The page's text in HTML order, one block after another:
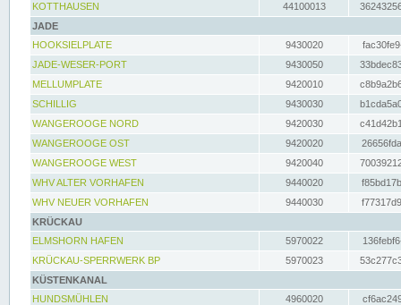
KOTTHAUSEN
44100013
JADE
HOOKSIELPLATE
9430020
JADE-WESER-PORT
9430050
MELLUMPLATE
9420010
SCHILLIG
9430030
WANGEROOGE NORD
9420030
WANGEROOGE OST
9420020
WANGEROOGE WEST
9420040
WHV ALTER VORHAFEN
9440020
WHV NEUER VORHAFEN
9440030
KRÜCKAU
ELMSHORN HAFEN
5970022
KRÜCKAU-SPERRWERK BP
5970023
KÜSTENKANAL
HUNDSMÜHLEN
4960020